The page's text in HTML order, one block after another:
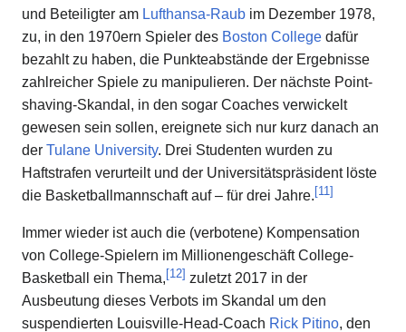
und Beteiligter am Lufthansa-Raub im Dezember 1978,
zu, in den 1970ern Spieler des Boston College dafür
bezahlt zu haben, die Punkteabstände der Ergebnisse
zahlreicher Spiele zu manipulieren. Der nächste Point-
shaving-Skandal, in den sogar Coaches verwickelt
gewesen sein sollen, ereignete sich nur kurz danach an
der Tulane University. Drei Studenten wurden zu
Haftstrafen verurteilt und der Universitätspräsident löste
die Basketballmannschaft auf – für drei Jahre.[11]
Immer wieder ist auch die (verbotene) Kompensation
von College-Spielern im Millionengeschäft College-
Basketball ein Thema,[12] zuletzt 2017 in der
Ausbeutung dieses Verbots im Skandal um den
suspendierten Louisville-Head-Coach Rick Pitino, den